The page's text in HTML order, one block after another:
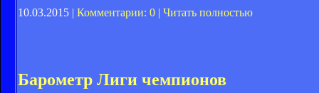
10.03.2015 | Комментарии: 0 | Читать полностью
Барометр Лиги чемпионов